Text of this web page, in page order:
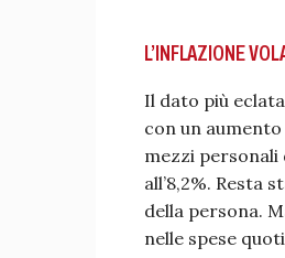
L’INFLAZIONE
Il dato più
con un
mezzi personali
all’8,2%. Resta
della persona.
nelle spese